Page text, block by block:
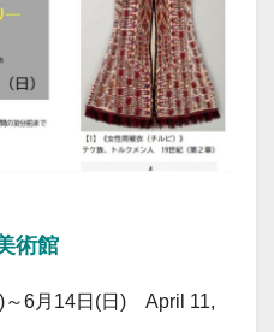
術館
～6月14日(日) April 11,